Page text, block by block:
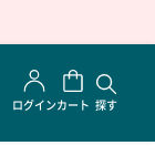
ログインカート 探す